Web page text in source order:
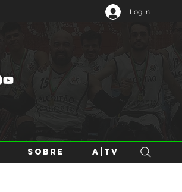
Log In
SOBRE A|TV